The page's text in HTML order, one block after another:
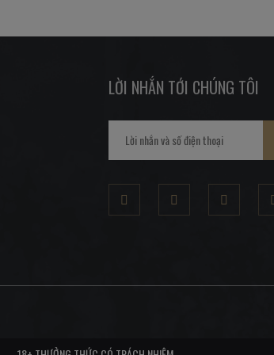
LỜI NHẮN TỚI CHÚNG TÔI